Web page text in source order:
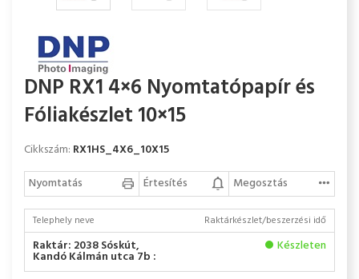
DNP RX1 4×6 Nyomtatópapír és
Fóliakészlet 10×15
Cikkszám: RX1HS_4X6_10X15
Nyomtatás
Értesítés Megosztás
Telephely neve Raktárkészlet/beszerzési idő
Raktár: 2038 Sóskút,
Kandó Kálmán utca 7b :
Készleten